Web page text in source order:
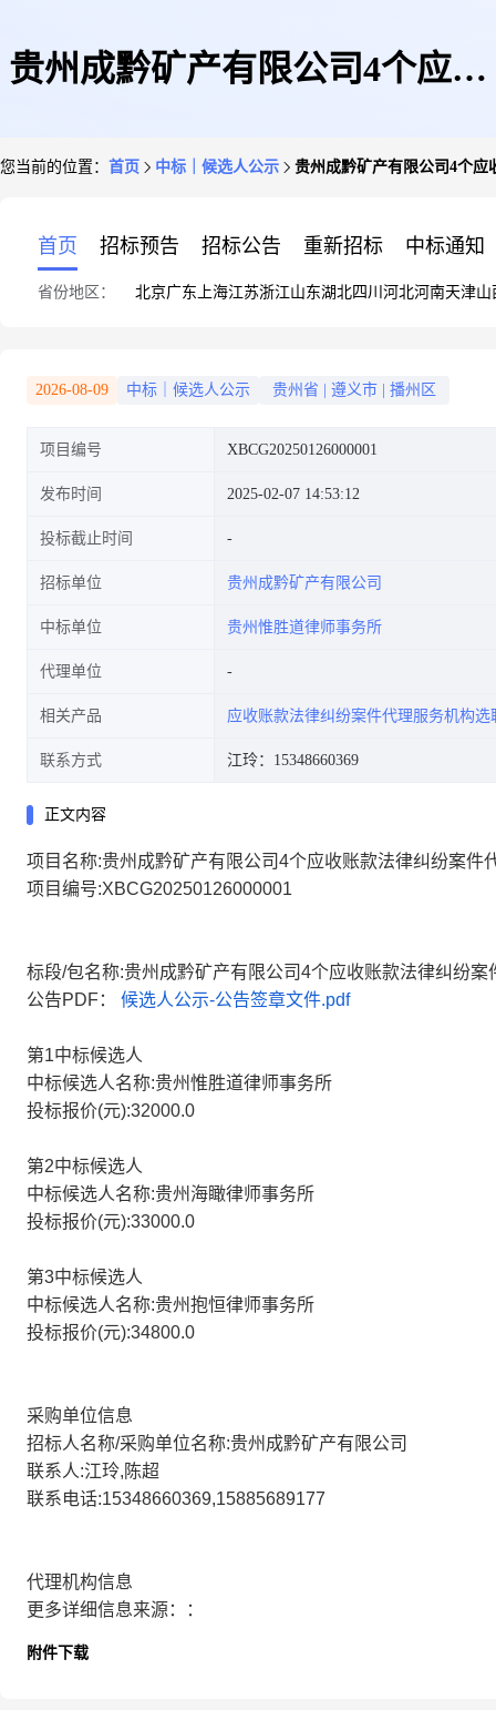
贵州成黔矿产有限公司4个应收
您当前的位置： 首页 中标｜候选人公示 贵州成黔矿产有限公司4个应
首页 招标预告 招标公告 重新招标 中标通知
省份地区： 北京广东 上海江苏浙江山东湖北四川 河北河南天津山
2026-08-09 中标｜候选人公示 贵州省 遵义市 播州区
项目编号 XBCG20250126000001
发布时间 2025-02-07 14:53:12
投标截止时间
招标单位 贵州成黔矿产有限公司
中标单位 贵州惟胜道律师事务所
代理单位
相关产品 应收账款法律纠纷案件代理服务机构选
联系方式 江玲：15348660369
正文内容
项目名称:贵州成黔矿产有限公司4个应收账款法律纠纷案件
项目编号:XBCG20250126000001
标段/包名称:贵州成黔矿产有限公司4个应收账款法律纠纷案
公告PDF： 候选人公示-公告签章文件.pdf
第1中标候选人
中标候选人名称:贵州惟胜道律师事务所
投标报价(元):32000.0
第2中标候选人
中标候选人名称:贵州海瞰律师事务所
投标报价(元):33000.0
第3中标候选人
中标候选人名称:贵州抱恒律师事务所
投标报价(元):34800.0
采购单位信息
招标人名称/采购单位名称:贵州成黔矿产有限公司
联系人:江玲,陈超
联系电话:15348660369,15885689177
代理机构信息
更多详细信息来源：：
附件下载